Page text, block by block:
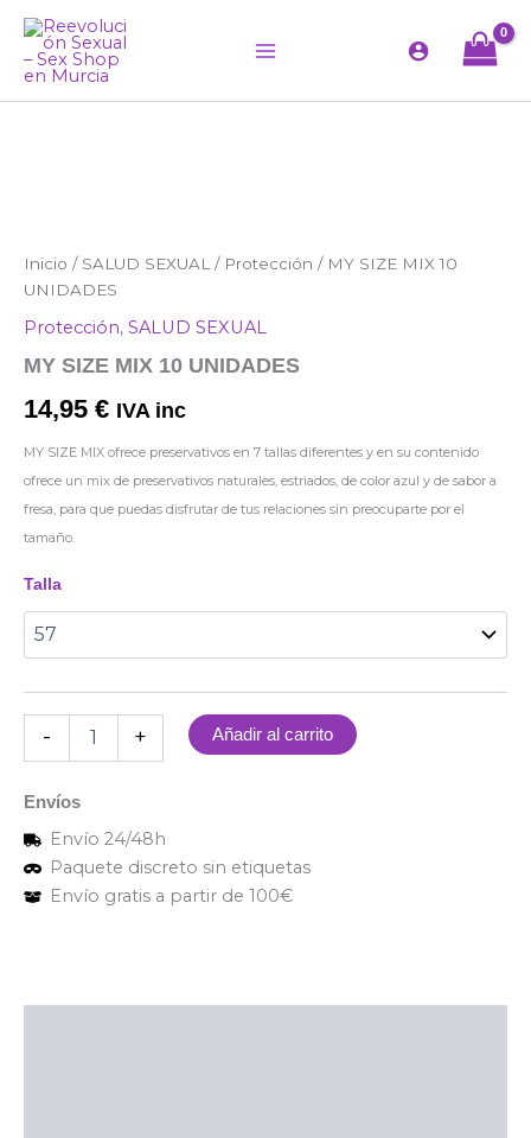
contenido
Inicio / SALUD SEXUAL/ Protección / MY SIZE MIX 10
UNIDADES
Protección, SALUD SEXUAL
MY SIZE MIX 10 UNIDADES
14,95 € IVA inc
MY SIZE MIX ofrece preservativos en 7 tallas diferentes y en su contenido
ofrece un mix de preservativos naturales, estriados, de color azul y de sabor a
fresa, para que puedas disfrutar de tus relaciones sin preocuparte por el
tamaño.
Talla
-
MY
SIZE
10
UNIDADES
+ Añadir al carrito
Envíos
Envío 24/48h
Paquete discreto sin etiquetas
Envío gratis a partir de 100€